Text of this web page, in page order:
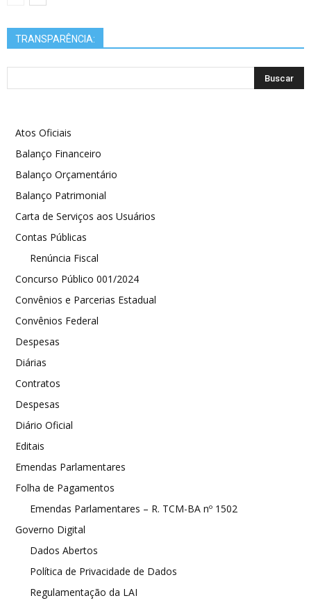
TRANSPARÊNCIA:
Atos Oficiais
Balanço Financeiro
Balanço Orçamentário
Balanço Patrimonial
Carta de Serviços aos Usuários
Contas Públicas
Renúncia Fiscal
Concurso Público 001/2024
Convênios e Parcerias Estadual
Convênios Federal
Despesas
Diárias
Contratos
Despesas
Diário Oficial
Editais
Emendas Parlamentares
Folha de Pagamentos
Emendas Parlamentares – R. TCM-BA nº 1502
Governo Digital
Dados Abertos
Política de Privacidade de Dados
Regulamentação da LAI